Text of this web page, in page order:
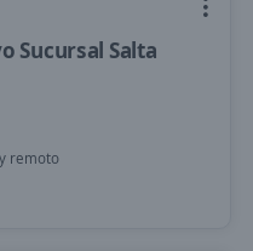
Sucursal Salta
remoto